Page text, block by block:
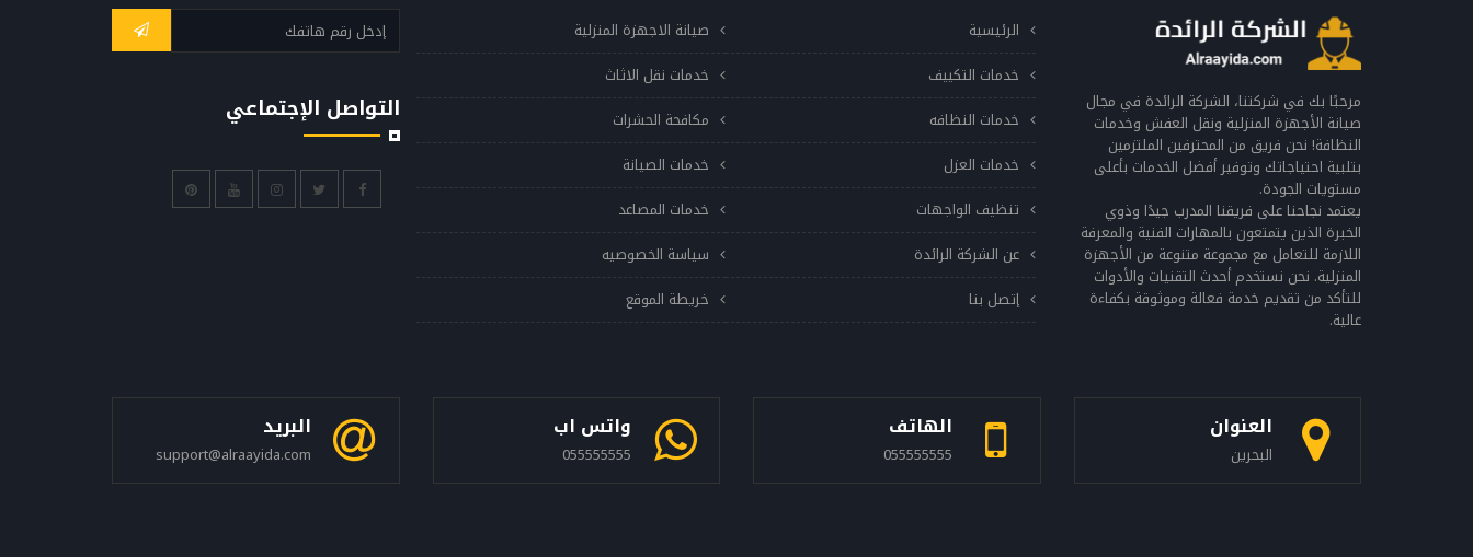
مرحبًا بك في شركتنا، الشركة الرائدة في مجال
صيانة الأجهزة المنزلية ونقل العفش وخدمات
النظافة! نحن فريق من المحترفين الملتزمين
بتلبية احتياجاتك وتوفير أفضل الخدمات بأعلى
مستويات الجودة.
يعتمد نجاحنا على فريقنا المدرب جيدًا وذوي
الخبرة الذين يتمتعون بالمهارات الفنية والمعرفة
اللازمة للتعامل مع مجموعة متنوعة من الأجهزة
المنزلية. نحن نستخدم أحدث التقنيات والأدوات
للتأكد من تقديم خدمة فعالة وموثوقة بكفاءة
عالية.
الرئيسية
صيانة الاجهزة المنزلية
خدمات التكييف
خدمات نقل الاثاث
خدمات النظافه
مكافحة الحشرات
خدمات العزل
خدمات الصيانة
تنظيف الواجهات
خدمات المصاعد
عن الشركة الرائدة
سياسة الخصوصيه
إتصل بنا
خريطة الموقع
التواصل الإجتماعي
العنوان
البحرين
الهاتف
055555555
واتس اب
055555555
البريد
support@alraayida.com